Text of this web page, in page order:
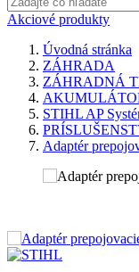
Akciové produkty
Úvodná stránka
ZÁHRADA
ZÁHRADNÁ
STIHL AP
Adaptér